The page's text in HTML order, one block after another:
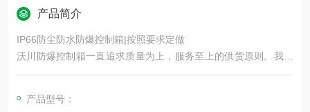
产品简介
IP66防尘防水防爆控制箱|按照要求定做
沃川防爆控制箱一直追求质量为上，服务至上的供货原则。我们
提供防爆控制箱*的技术解决方案，防爆控制箱的现场安装方式，
尽善尽美的与客户一起沟通解决。我们生产的防爆控制箱不计成
产品型号：